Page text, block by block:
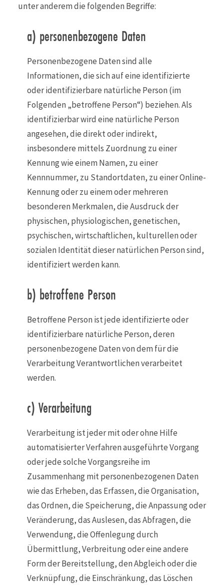
unter anderem die folgenden Begriffe:
a) personenbezogene Daten
Personenbezogene Daten sind alle
Informationen, die sich auf eine identifizierte
oder identifizierbare natürliche Person (im
Folgenden „betroffene Person“) beziehen. Als
identifizierbar wird eine natürliche Person
angesehen, die direkt oder indirekt,
insbesondere mittels Zuordnung zu einer
Kennung wie einem Namen, zu einer
Kennnummer, zu Standortdaten, zu einer Online-
Kennung oder zu einem oder mehreren
besonderen Merkmalen, die Ausdruck der
physischen, physiologischen, genetischen,
psychischen, wirtschaftlichen, kulturellen oder
sozialen Identität dieser natürlichen Person sind,
identifiziert werden kann.
b) betroffene Person
Betroffene Person ist jede identifizierte oder
identifizierbare natürliche Person, deren
personenbezogene Daten von dem für die
Verarbeitung Verantwortlichen verarbeitet
werden.
c) Verarbeitung
Verarbeitung ist jeder mit oder ohne Hilfe
automatisierter Verfahren ausgeführte Vorgang
oder jede solche Vorgangsreihe im
Zusammenhang mit personenbezogenen Daten
wie das Erheben, das Erfassen, die Organisation,
das Ordnen, die Speicherung, die Anpassung oder
Veränderung, das Auslesen, das Abfragen, die
Verwendung, die Offenlegung durch
Übermittlung, Verbreitung oder eine andere
Form der Bereitstellung, den Abgleich oder die
Verknüpfung, die Einschränkung, das Löschen